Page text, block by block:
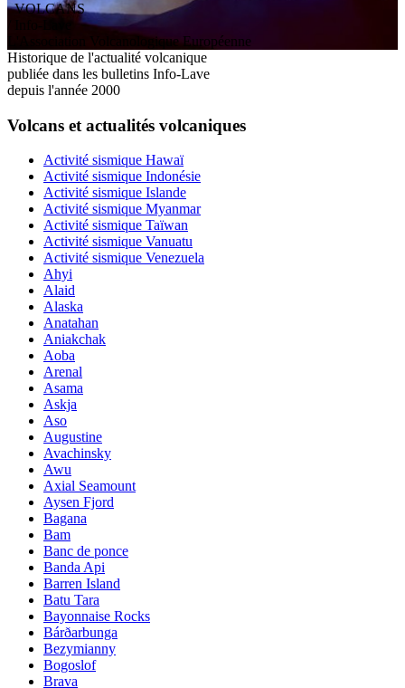
VOLCANS
ssociation V olcanologiqueEuropéenne
Historique de l'actualité volcanique
publiée dans les bulletins Info-Lave
depuis l'année 2000
Volcans et actualités volcaniques
Activité sismique Hawaï
Activité sismique Indonésie
Activité sismique Islande
Activité sismique Myanmar
Activité sismique Taïwan
Activité sismique Vanuatu
Activité sismique Venezuela
Ahyi
Alaid
Alaska
Anatahan
Aniakchak
Aoba
Arenal
Asama
Askja
Aso
Augustine
Avachinsky
Awu
Axial Seamount
Aysen Fjord
Bagana
Bam
Banc de ponce
Banda Api
Barren Island
Batu Tara
Bayonnaise Rocks
Bárðarbunga
Bezymianny
Bogoslof
Brava